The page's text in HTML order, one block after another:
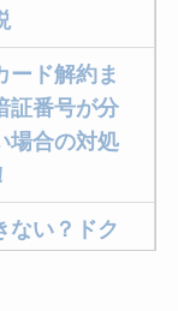
ード解約ま
証番号が分
場合の対処
ない？ドク